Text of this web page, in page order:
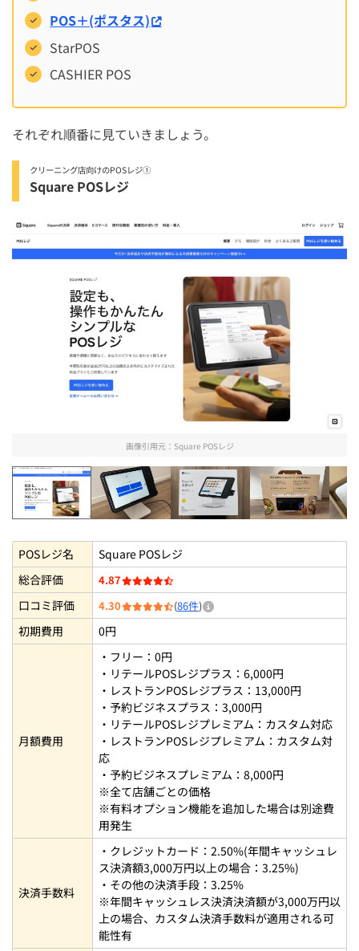
POS＋(ポスタス)
StarPOS
CASHIER POS
それぞれ順番に見ていきましょう。
クリーニング店向けのPOSレジ①
Square POSレジ
画像引用元： Square POSレジ
POSレジ名
Square POSレジ
総合評価
4.87
口コミ評価 4.30 (86件)
初期費用 0円
月額費用
・フリー：0円
・リテールPOSレジプラス：6,000円
・レストランPOSレジプラス：13,000円
・予約ビジネスプラス：3,000円
・リテールPOSレジプレミアム：カスタム対応
・レストランPOSレジプレミアム：カスタム対
応
・予約ビジネスプレミアム：8,000円
※全て店舗ごとの価格
※有料オプション機能を追加した場合は別途費
用発生
決済手数料
・クレジットカード：2.50%(年間キャッシュレ
ス決済額3,000万円以上の場合：3.25%)
・その他の決済手段：3.25%
※年間キャッシュレス決済決済額が3,000万円以
上の場合、カスタム決済手数料が適用される可
能性有